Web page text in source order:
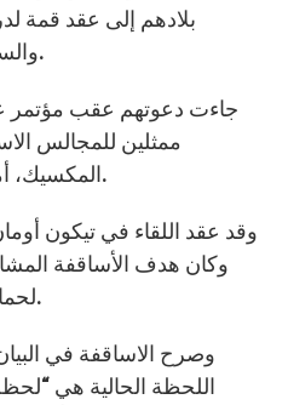
بلادهم إلى عقد قمة
والسعي لإيجاد حلول مناسبة لها.
جاءت دعوتهم عقب مؤتمر
ممثلين للمجالس
المكسيك، أميركا الوسطى، والكاراييب.
وقد عقد اللقاء في تيكون
وكان هدف الأساقفة
لحماية الكرامة والحياة البشرية.
وصرح الاساقفة في
اللحظة الحالية هي